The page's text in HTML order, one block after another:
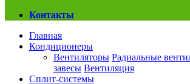
Контакты
Главная
Кондиционеры
Вентиляторы Радиальные
завесы Вентиляция
Сплит-системы